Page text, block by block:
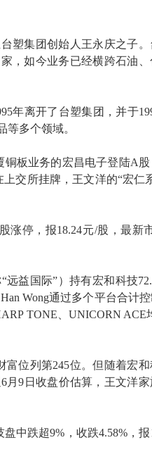
塑集团创始人王永庆之子。
，如今业务已经横跨石油
年离开了台塑集团，并于
多个领域。
铜板业务的宏昌电子登陆A
交所挂牌，王文洋的“宏仁
涨停，报18.24元/股，最新
益国际”）持有宏和科技
Wong通过多个平台合计控
TONE、UNICORN ACE
富位列第245位。但随着宏
9日收盘价估算，王文洋
中跌超9%，收跌4.58%，报